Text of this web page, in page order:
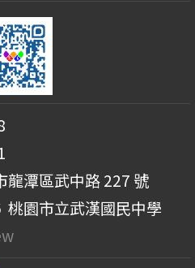
龍潭區武中路 227 號
桃園市立武漢國民中學